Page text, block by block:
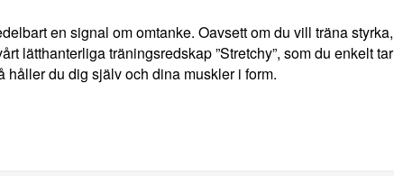
en signal om omtanke. Oavsett om du vill träna styrka,
lätthanterliga träningsredskap ”Stretchy”, som du enkelt tar
du dig själv och dina muskler i form.